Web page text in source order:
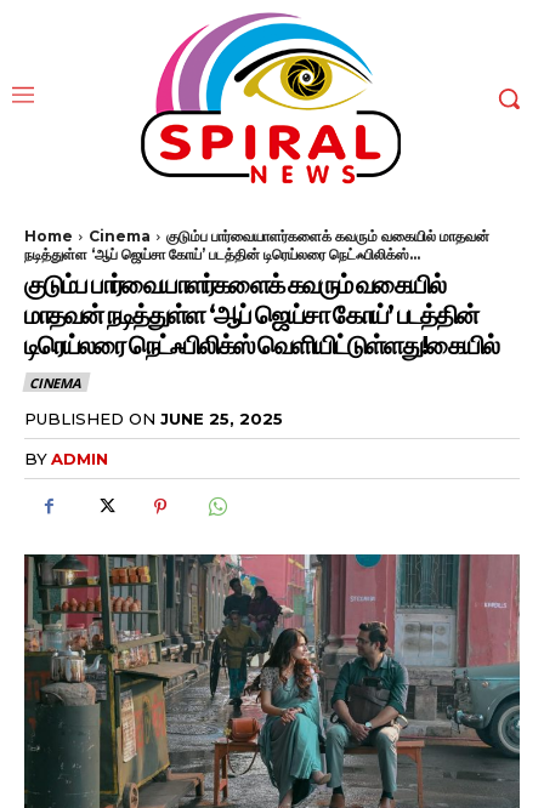
Home Cinema
குடும்ப பார்வையாளர்களைக் கவரும் வகையில் மாதவன்
நடித்துள்ள ‘ஆப் ஜெய்சா கோய்’ படத்தின் டிரெய்லரை நெட்ஃபிலிக்ஸ்...
குடும்ப பார்வையாளர்களைக் கவரும் வகையில்
மாதவன் நடித்துள்ள ‘ஆப் ஜெய்சா கோய்’ படத்தின்
டிரெய்லரை நெட்ஃபிலிக்ஸ் வெளியிட்டுள்ளது!கையில்
CINEMA
PUBLISHED ON JUNE 25, 2025
BYADMIN